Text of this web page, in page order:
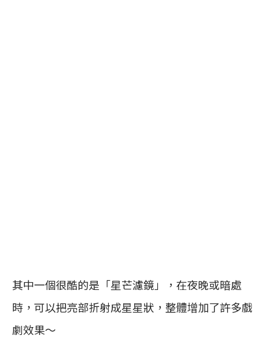
其中一個很酷的是「星芒濾鏡」，在夜晚或暗處
時，可以把亮部折射成星星狀，整體增加了許多戲
劇效果～